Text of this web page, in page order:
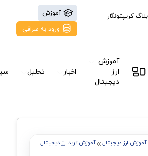
بلاگ کریپتونگار
آموزش
ورود به صرافی
آموزش
ارز
دیجیتال
اخبار تحلیل
آموزش ارز دیجیتال آموزش ترید ارز دیجیتال